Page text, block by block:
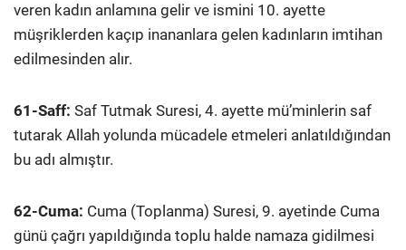
veren kadın anlamına gelir ve ismini 10. ayette
müşriklerden kaçıp inananlara gelen kadınların imtihan
edilmesinden alır.
61-Saff: Saf Tutmak Suresi, 4. ayette mü’minlerin saf
tutarak Allah yolunda mücadele etmeleri anlatıldığından
bu adı almıştır.
62-Cuma: Cuma (Toplanma) Suresi, 9. ayetinde Cuma
günü çağrı yapıldığında toplu halde namaza gidilmesi